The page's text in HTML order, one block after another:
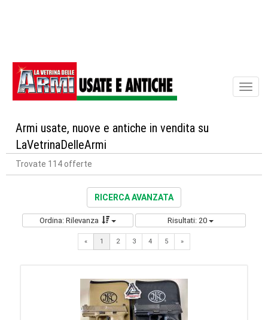
Armi usate, nuove e antiche in vendita su
LaVetrinaDelleArmi
Trovate 114 offerte
RICERCA AVANZATA
Ordina: Rilevanza Risultati: 20
« 1 2 3 4 5 »Next